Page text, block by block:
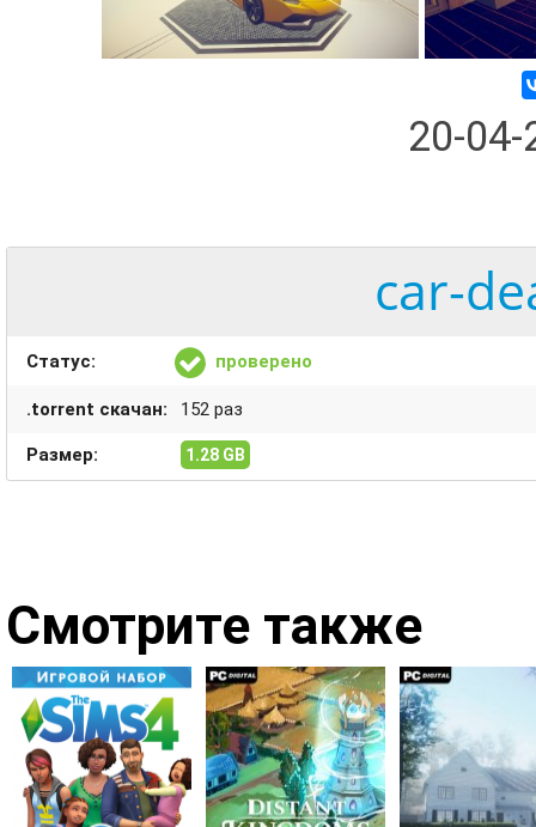
20-
car-
Статус: проверено
.torrent скачан: 152 раз
Размер: 1.28 GB
Смотрите также